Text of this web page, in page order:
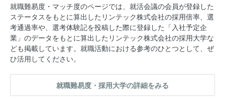
就職難易度・マッチ度のページでは、就活会議の会員が登録した
ステータスをもとに算出したリンテック株式会社の採用倍率、選
考通過率や、選考体験記を投稿した際に登録した「入社予定企
業」のデータをもとに算出したリンテック株式会社の採用大学な
ども掲載しています。就職活動における参考のひとつとして、ぜ
ひ活用してください。
就職難易度・採用大学の詳細をみる